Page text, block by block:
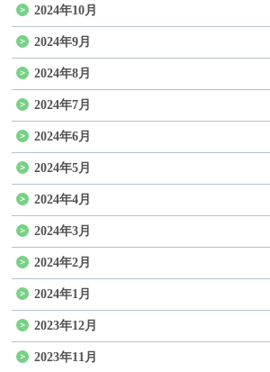
2024年10月
2024年9月
2024年8月
2024年7月
2024年6月
2024年5月
2024年4月
2024年3月
2024年2月
2024年1月
2023年12月
2023年11月